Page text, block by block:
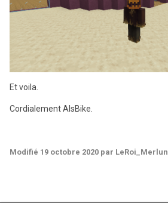
Et voila.
Cordialement AlsBike.
Modifié 19 octobre 2020 par LeRoi_Merlun